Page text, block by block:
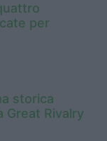
per
storica
Great Rivalry